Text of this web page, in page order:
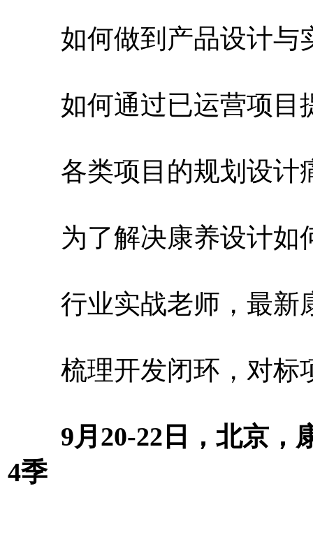
如何做到产品设计与
如何通过已运营项目
各类项目的规划设计
为了解决康养设计如
行业实战老师，最新
梳理开发闭环，对标
9月20-22日，北京，
4季